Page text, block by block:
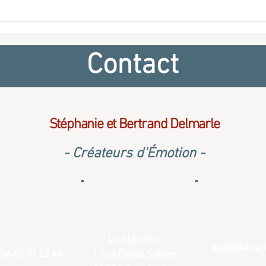
Contact
Stéphanie et Bertrand Delmarle
- Créateurs d'Émotion -